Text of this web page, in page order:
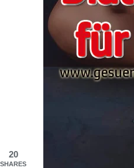
20
SHARES